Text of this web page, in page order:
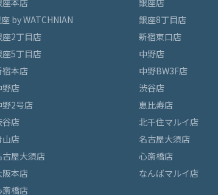
座本店
by WATCHNIAN
座2丁目店
座5丁目店
宿本店
野店
野2号店
谷店
山店
古屋大須店
阪本店
斎橋店
銀座店
銀座8丁目店
新宿東口店
中野店
中野BW3F店
渋谷店
恵比寿店
北千住マルイ店
名古屋大須店
心斎橋店
なんばマルイ店